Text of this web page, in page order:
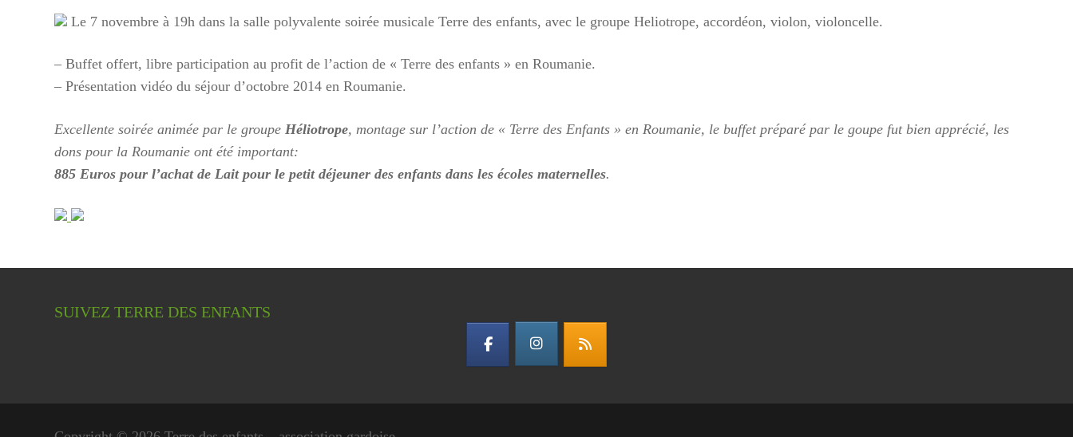
Le 7 novembre à 19h dans la salle polyvalente soirée musicale Terre des enfants, avec le groupe Heliotrope, accordéon, violon, violoncelle.
– Buffet offert, libre participation au profit de l’action de « Terre des enfants » en Roumanie.
– Présentation vidéo du séjour d’octobre 2014 en Roumanie.
Excellente soirée animée par le groupe Héliotrope, montage sur l’action de « Terre des Enfants » en Roumanie, le buffet préparé par le goupe fut bien apprécié, les
dons pour la Roumanie ont été important:
885 Euros pour l’achat de Lait pour le petit déjeuner des enfants dans les écoles maternelles.
SUIVEZ TERRE DES ENFANTS